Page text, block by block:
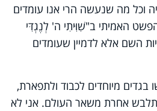
וכל מה שנעשה הרי אנו עומדים
האמיתי ב"שִׁוִּיתִי ה' לְנֶגְדִּי
השם אלא לדמיין שעומדים
מיוחדים לכבוד ולתפארת,
אחרת משאר העולם. אני לא